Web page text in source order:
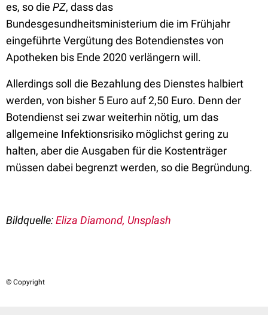
es, so die PZ, dass das
Bundesgesundheitsministerium die im Frühjahr
eingeführte Vergütung des Botendienstes von
Apotheken bis Ende 2020 verlängern will.
Allerdings soll die Bezahlung des Dienstes halbiert
werden, von bisher 5 Euro auf 2,50 Euro. Denn der
Botendienst sei zwar weiterhin nötig, um das
allgemeine Infektionsrisiko möglichst gering zu
halten, aber die Ausgaben für die Kostenträger
müssen dabei begrenzt werden, so die Begründung.
Bildquelle:Eliza Diamond, Unsplash
© Copyright